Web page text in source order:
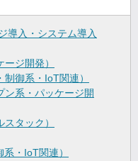
導入・システム導入
ジ開発）
御系・IoT関連）
ン系・パッケージ開
タック）
・IoT関連）